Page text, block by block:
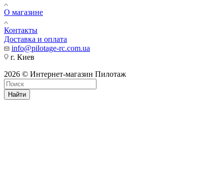
О магазине
Контакты
Доставка и оплата
info@pilotage-rc.com.ua
г. Киев
2026 © Интернет-магазин Пилотаж
Найти